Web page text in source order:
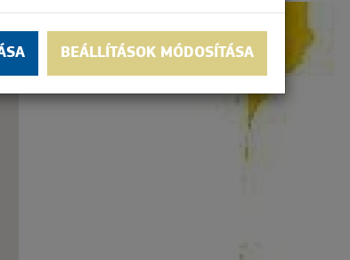
Nem értékelt
BEÁLLÍTÁSOK MÓDOSÍTÁSA